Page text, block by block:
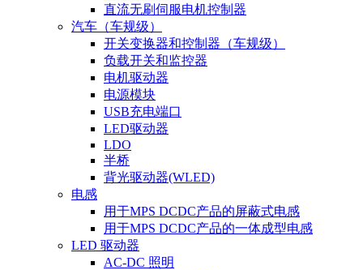
直流无刷伺服电机控制器
汽车（车规级）
开关变换器和控制器（车规级）
负载开关和监控器
电机驱动器
电源模块
USB充电端口
LED驱动器
LDO
半桥
背光驱动器(WLED)
电感
用于MPS DCDC产品的屏蔽式电感
用于MPS DCDC产品的一体成型电感
LED 驱动器
AC-DC 照明